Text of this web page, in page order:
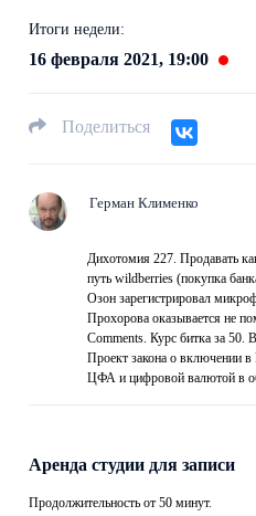
Итоги недели:
16 февраля 2021, 19:00
Поделиться
Герман Клименко
Дихотомия 227. Продавать
путь wildberries (покупка
Озон зарегистрировал
Прохорова оказывается не
Comments. Курс битка за 50.
Проект закона о включении в
ЦФА и цифровой валютой в
Аренда студии для записи
Продолжительность от 50 минут.